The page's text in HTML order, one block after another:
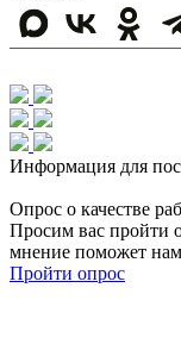
Информация для
Опрос о качестве
Просим вас пройти
мнение поможет
Пройти опрос